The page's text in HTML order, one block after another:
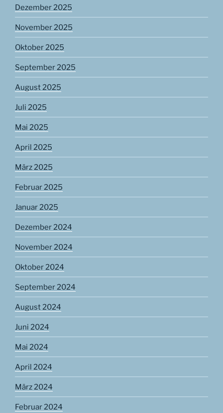
Dezember 2025
November 2025
Oktober 2025
September 2025
August 2025
Juli 2025
Mai 2025
April 2025
März 2025
Februar 2025
Januar 2025
Dezember 2024
November 2024
Oktober 2024
September 2024
August 2024
Juni 2024
Mai 2024
April 2024
März 2024
Februar 2024